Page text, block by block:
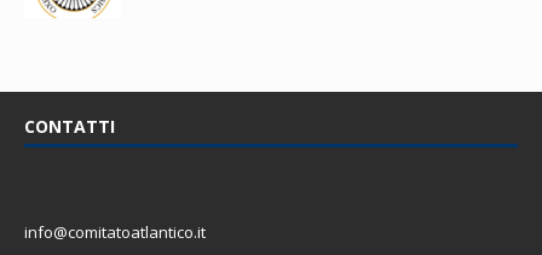
CONTATTI
info@comitatoatlantico.it